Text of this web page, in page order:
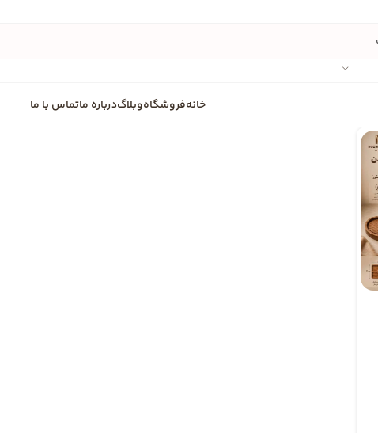
خانهفروشگاهوبلاگدرباره ماتماس با ما